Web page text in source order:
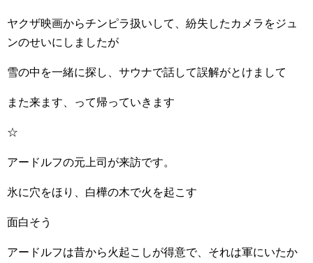
ヤクザ映画からチンピラ扱いして、紛失したカメラをジュ
ンのせいにしましたが
雪の中を一緒に探し、サウナで話して誤解がとけまして
また来ます、って帰っていきます
☆
アードルフの元上司が来訪です。
氷に穴をほり、白樺の木で火を起こす
面白そう
アードルフは昔から火起こしが得意で、それは軍にいたか